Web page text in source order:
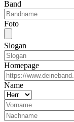
Band
Foto
Slogan
Homepage
Name